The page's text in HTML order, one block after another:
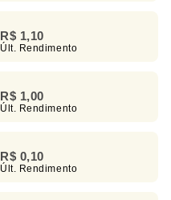
R$ 1,10
Últ. Rendimento
R$ 1,00
Últ. Rendimento
R$ 0,10
Últ. Rendimento